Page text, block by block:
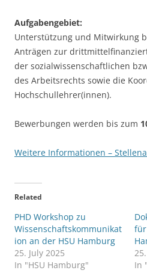
Aufgabengebiet:
Unterstützung und Mitwirkung
Anträgen zur
der sozialwissenschaftlichen
des Arbeitsrechts sowie die
Hochschullehrer(innen).
Bewerbungen werden bis zum
Weitere Informationen –
Related
PHD Workshop zu
Wissenschaftskommunikat
ion an der HSU Hamburg
25. July 2025
In "HSU Hamburg"
für
In